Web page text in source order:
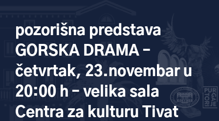
pozorišna predstava
GORSKA DRAMA –
četvrtak, 23.novembar u
20:00 h – velika sala
Centra za kulturu Tivat